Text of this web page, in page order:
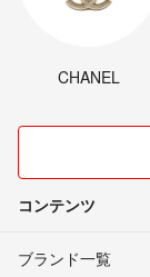
CHANEL
コンテンツ
ブランド一覧